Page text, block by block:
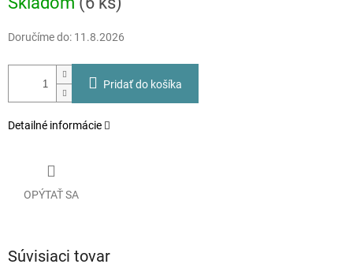
cena:
Doručíme do: 11.8.2026
Pridať do košíka
Detailné informácie
OPÝTAŤ SA
Súvisiaci tovar